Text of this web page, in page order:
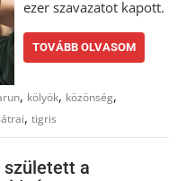
ezer szavazatot kapott.
TOVÁBB OLVASOM
, kölyök, közönség,
,tigris
született a